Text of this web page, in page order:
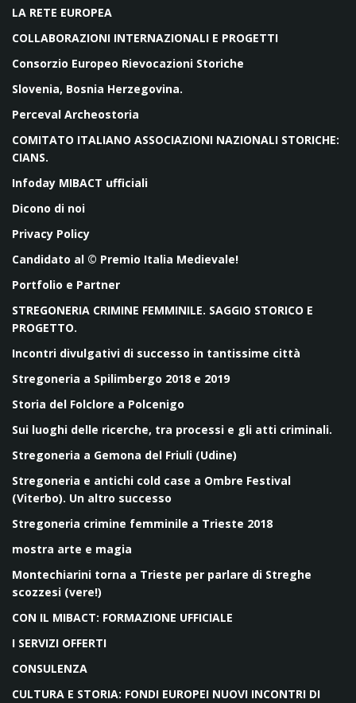
LA RETE EUROPEA
COLLABORAZIONI INTERNAZIONALI E PROGETTI
Consorzio Europeo Rievocazioni Storiche
Slovenia, Bosnia Herzegovina.
Perceval Archeostoria
COMITATO ITALIANO ASSOCIAZIONI NAZIONALI STORICHE:
CIANS.
Infoday MIBACT ufficiali
Dicono di noi
Privacy Policy
Candidato al © Premio Italia Medievale!
Portfolio e Partner
STREGONERIA CRIMINE FEMMINILE. SAGGIO STORICO E
PROGETTO.
Incontri divulgativi di successo in tantissime città
Stregoneria a Spilimbergo 2018 e 2019
Storia del Folclore a Polcenigo
Sui luoghi delle ricerche, tra processi e gli atti criminali.
Stregoneria a Gemona del Friuli (Udine)
Stregoneria e antichi cold case a Ombre Festival
(Viterbo). Un altro successo
Stregoneria crimine femminile a Trieste 2018
mostra arte e magia
Montechiarini torna a Trieste per parlare di Streghe
scozzesi (vere!)
CON IL MIBACT: FORMAZIONE UFFICIALE
I SERVIZI OFFERTI
CONSULENZA
CULTURA E STORIA: FONDI EUROPEI NUOVI INCONTRI DI